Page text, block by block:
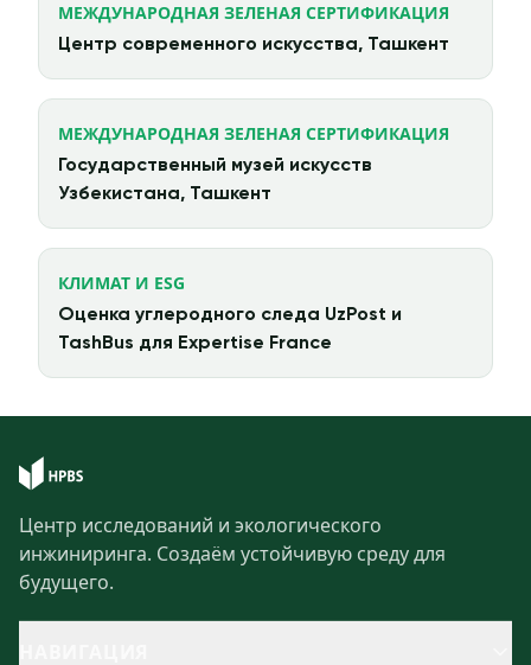
МЕЖДУНАРОДНАЯ ЗЕЛЕНАЯ СЕРТИФИКАЦИЯ
Центр современного искусства, Ташкент
МЕЖДУНАРОДНАЯ ЗЕЛЕНАЯ СЕРТИФИКАЦИЯ
Государственный музей искусств
Узбекистана, Ташкент
КЛИМАТ И ESG
Оценка углеродного следа UzPost и
TashBus для Expertise France
Центр исследований и экологического
инжиниринга. Создаём устойчивую среду для
будущего.